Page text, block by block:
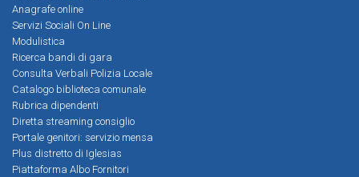
Anagrafe online
Servizi Sociali On Line
Modulistica
Ricerca bandi di gara
Consulta Verbali Polizia Locale
Catalogo biblioteca comunale
Rubrica dipendenti
Diretta streaming consiglio
Portale genitori: servizio mensa
Plus distretto di Iglesias
Piattaforma Albo Fornitori